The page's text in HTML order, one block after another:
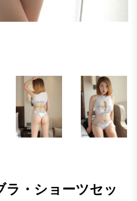
ラ・ショーツセッ